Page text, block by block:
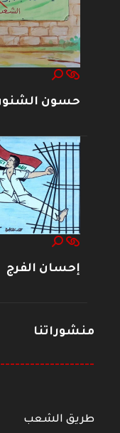
حسون
إحسان الفرج
منشوراتنا
طريق الشعب